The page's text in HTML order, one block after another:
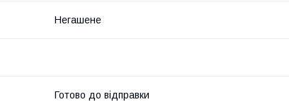
Негашене
Готово до відправки